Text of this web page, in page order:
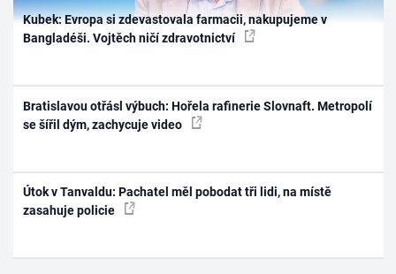
Kubek: Evropa si zdevastovala farmacii, nakupujeme v
Bangladéši. Vojtěch ničí zdravotnictví
Bratislavou otřásl výbuch: Hořela rafinerie Slovnaft. Metropolí
se šířil dým, zachycuje video
Útok v Tanvaldu: Pachatel měl pobodat tři lidi, na místě
zasahuje policie